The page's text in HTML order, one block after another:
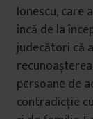
Ionescu,
încă de la
judecători că
persoane de
contradicție